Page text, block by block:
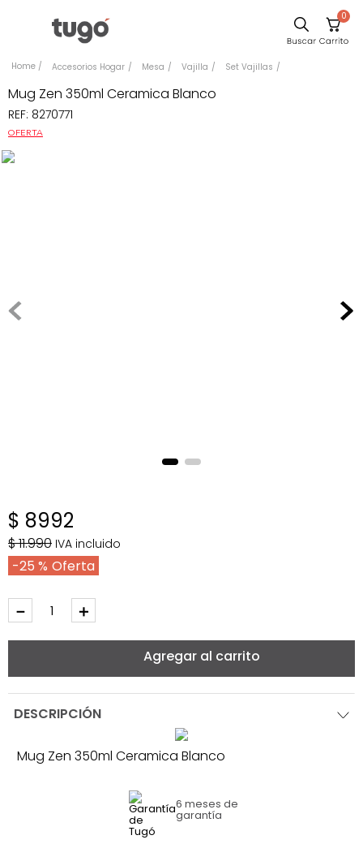
0
Accesorios Hogar Mesa Vajilla Set Vajillas
Mug Zen 350ml Ceramica Blanco
REF: 8270771
OFERTA
$ 8992
$11.990 IVA incluido
25 %
＋
－
Agregar al carrito
DESCRIPCIÓN
Mug Zen 350ml Ceramica Blanco
6 meses de
garantía
Comedor
Escritorio